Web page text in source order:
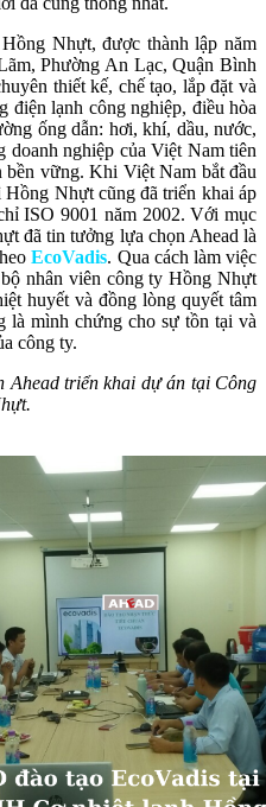
Nhựt, được thành lập năm
Phường An Lạc, Quận Bình
thiết kế, chế tạo, lắp đặt và
điện lạnh công nghiệp, điều hòa
ống dẫn: hơi, khí, dầu, nước,
nghiệp của Việt Nam tiên
bền vững. Khi Việt Nam bắt đầu
Hồng Nhựt cũng đã triển khai áp
ISO 9001 năm 2002. Với mục
đã tin tưởng lựa chọn Ahead là
EcoVadis. Qua cách làm việc
nhân viên công ty Hồng Nhựt
huyết và đồng lòng quyết tâm
là mình chứng cho sự tồn tại và
công ty.
Ahead triển khai dự án tại Công